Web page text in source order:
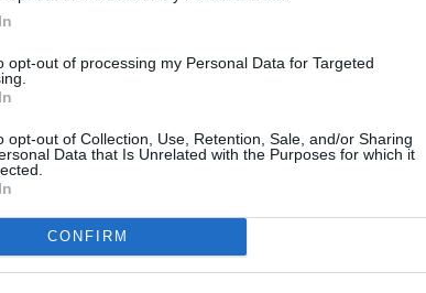
opt-out of processing my Personal Data for Targeted
opt-out of Collection, Use, Retention, Sale, and/or Sharing
Data that Is Unrelated with the Purposes for which it
CONFIRM
auch wirtschaftliche Vorteile. Goldman Sachs
Dollar bis 2035 – mehr als das Sechsfache früherer
Geschäft“
Erweiterung seines Smart-EV-Ökosystems.
in die Robotik. Zhang Xiang von der North
was sich positiv auf ihr Markenimage und den
Robotikfirmen nach dem spektakulären Auftritt